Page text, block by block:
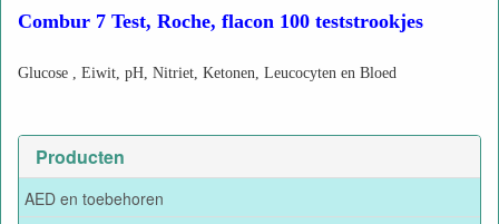
Producten
AED en toebehoren
Combur 7 Test, Roche, flacon 100 teststrookjes
Glucose , Eiwit, pH, Nitriet, Ketonen, Leucocyten en Bloed